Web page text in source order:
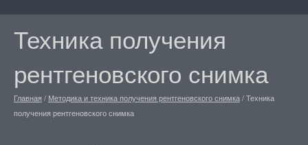
Техника получения
рентгеновского снимка
Главная / Методика и техника получения рентгеновского снимка/Техника
получения рентгеновского снимка